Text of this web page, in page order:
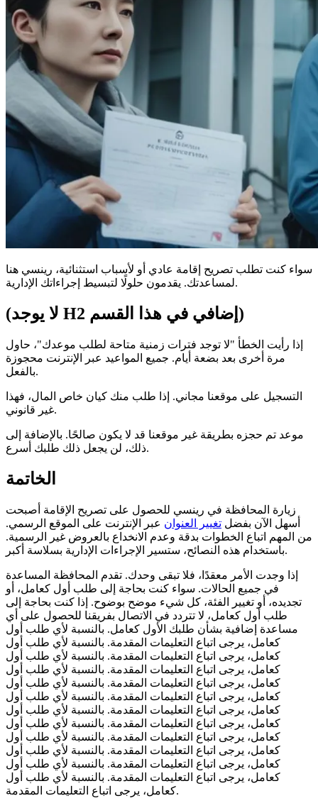
سواء كنت تطلب تصريح إقامة عادي أو لأسباب استثنائية، رينسي هنا
لمساعدتك. يقدمون حلولًا لتبسيط إجراءاتك الإدارية.
(لا يوجد H2 إضافي في هذا القسم)
إذا رأيت الخطأ "لا توجد فترات زمنية متاحة لطلب موعدك"، حاول
مرة أخرى بعد بضعة أيام. جميع المواعيد عبر الإنترنت محجوزة
بالفعل.
التسجيل على موقعنا مجاني. إذا طلب منك كيان خاص المال، فهذا
غير قانوني.
موعد تم حجزه بطريقة غير موقعنا قد لا يكون صالحًا. بالإضافة إلى
ذلك، لن يجعل ذلك طلبك أسرع.
الخاتمة
زيارة المحافظة في رينسي للحصول على تصريح الإقامة أصبحت
أسهل الآن بفضل تغيير العنوان عبر الإنترنت على الموقع الرسمي.
من المهم اتباع الخطوات بدقة وعدم الانخداع بالعروض غير الرسمية.
باستخدام هذه النصائح، ستسير الإجراءات الإدارية بسلاسة أكبر.
إذا وجدت الأمر معقدًا، فلا تبقى وحدك. تقدم المحافظة المساعدة
في جميع الحالات. سواء كنت بحاجة إلى طلب أول كعامل، أو
تجديده، أو تغيير الفئة، كل شيء موضح بوضوح. إذا كنت بحاجة إلى
طلب أول كعامل، لا تتردد في الاتصال بفريقنا للحصول على أي
مساعدة إضافية بشأن طلبك الأول كعامل. بالنسبة لأي طلب أول
كعامل، يرجى اتباع التعليمات المقدمة. بالنسبة لأي طلب أول
كعامل، يرجى اتباع التعليمات المقدمة. بالنسبة لأي طلب أول
كعامل، يرجى اتباع التعليمات المقدمة. بالنسبة لأي طلب أول
كعامل، يرجى اتباع التعليمات المقدمة. بالنسبة لأي طلب أول
كعامل، يرجى اتباع التعليمات المقدمة. بالنسبة لأي طلب أول
كعامل، يرجى اتباع التعليمات المقدمة. بالنسبة لأي طلب أول
كعامل، يرجى اتباع التعليمات المقدمة. بالنسبة لأي طلب أول
كعامل، يرجى اتباع التعليمات المقدمة. بالنسبة لأي طلب أول
كعامل، يرجى اتباع التعليمات المقدمة. بالنسبة لأي طلب أول
كعامل، يرجى اتباع التعليمات المقدمة. بالنسبة لأي طلب أول
كعامل، يرجى اتباع التعليمات المقدمة. بالنسبة لأي طلب أول
كعامل، يرجى اتباع التعليمات المقدمة.